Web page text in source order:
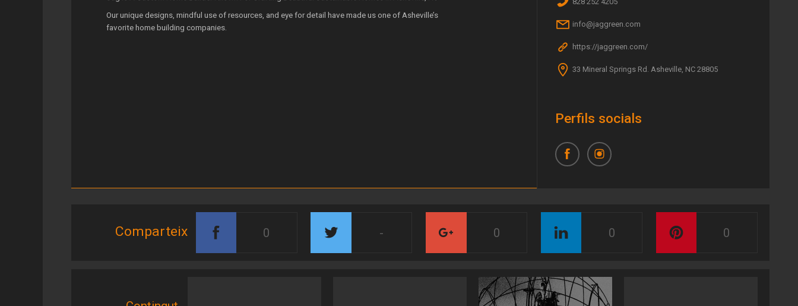
Our unique designs, mindful use of resources, and eye for detail have made us one of Asheville’s
favorite home building companies.
info@jaggreen.com
https://jaggreen.com/
33 Mineral Springs Rd. Asheville, NC 28805
Perfils socials
Comparteix 0 - 0 0 0